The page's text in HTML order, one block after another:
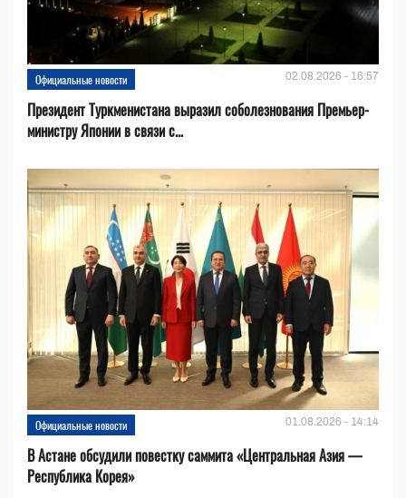
Официальные новости 02.08.2026 - 16:57
Президент Туркменистана выразил соболезнования Премьер-
министру Японии в связи с...
Официальные новости 01.08.2026 - 14:14
В Астане обсудили повестку саммита «Центральная Азия —
Республика Корея»